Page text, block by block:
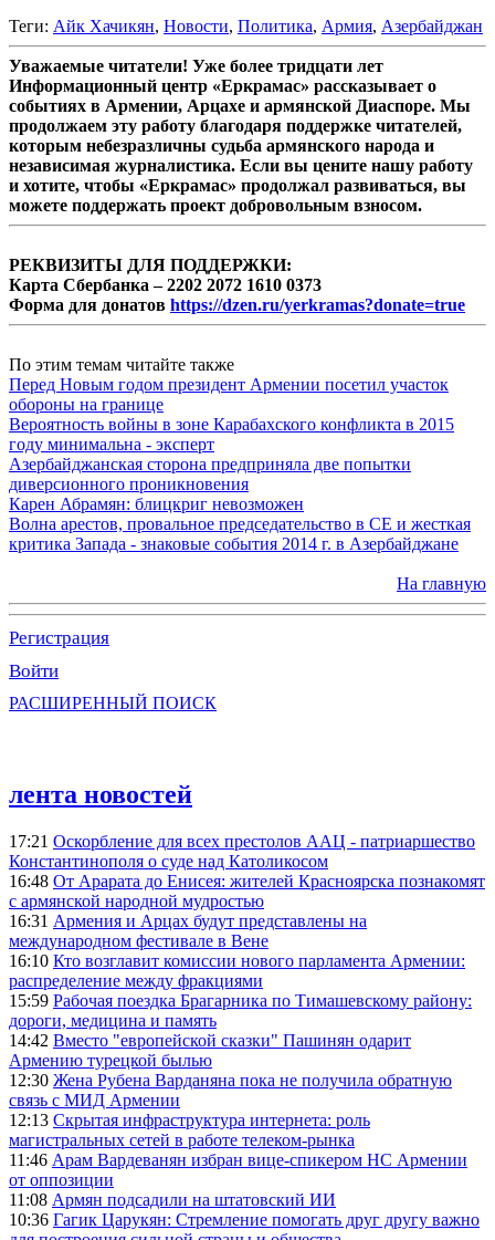
Теги: Айк Хачикян, Новости, Политика, Армия, Азербайджан
Уважаемые читатели! Уже более тридцати лет
Информационный центр «Еркрамас» рассказывает о
событиях в Армении, Арцахе и армянской Диаспоре. Мы
продолжаем эту работу благодаря поддержке читателей,
которым небезразличны судьба армянского народа и
независимая журналистика. Если вы цените нашу работу
и хотите, чтобы «Еркрамас» продолжал развиваться, вы
можете поддержать проект добровольным взносом.
РЕКВИЗИТЫ ДЛЯ ПОДДЕРЖКИ:
Карта Сбербанка – 2202 2072 1610 0373
Форма для донатов https://dzen.ru/yerkramas?donate=true
По этим темам читайте также
Перед Новым годом президент Армении посетил участок
обороны на границе
Вероятность войны в зоне Карабахского конфликта в 2015
году минимальна - эксперт
Азербайджанская сторона предприняла две попытки
диверсионного проникновения
Карен Абрамян: блицкриг невозможен
Волна арестов, провальное председательство в СЕ и жесткая
критика Запада - знаковые события 2014 г. в Азербайджане
На главную
Регистрация
Войти
РАСШИРЕННЫЙ ПОИСК
лента новостей
17:21 Оскорбление для всех престолов ААЦ - патриаршество
Константинополя о суде над Католикосом
16:48 От Арарата до Енисея: жителей Красноярска познакомят
с армянской народной мудростью
16:31 Армения и Арцах будут представлены на
международном фестивале в Вене
16:10 Кто возглавит комиссии нового парламента Армении:
распределение между фракциями
15:59 Рабочая поездка Брагарника по Тимашевскому району:
дороги, медицина и память
14:42 Вместо "европейской сказки" Пашинян одарит
Армению турецкой былью
12:30 Жена Рубена Варданяна пока не получила обратную
связь с МИД Армении
12:13 Скрытая инфраструктура интернета: роль
магистральных сетей в работе телеком-рынка
11:46 Арам Вардеванян избран вице-спикером НС Армении
от оппозиции
11:08 Армян подсадили на штатовский ИИ
10:36 Гагик Царукян: Стремление помогать друг другу важно